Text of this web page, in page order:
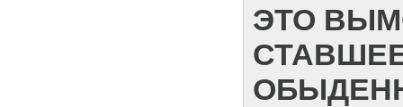
ЭТО